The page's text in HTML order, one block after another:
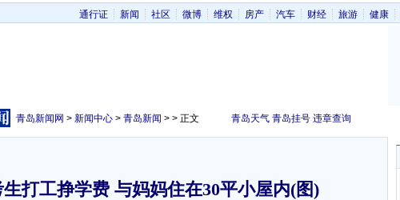
通行证 新闻 社区 微博 维权 房产 汽车 财经 旅游 健康
青岛新闻网 > 新闻中心 > 青岛新闻 > > 正文 青岛天气 青岛挂号 违章查询
生打工挣学费 与妈妈住在30平小屋内(图)